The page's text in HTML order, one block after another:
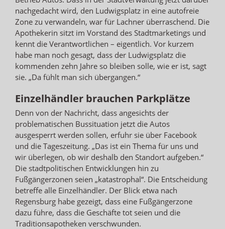
nachgedacht wird, den Ludwigsplatz in eine autofreie
Zone zu verwandeln, war für Lachner überraschend. Die
Apothekerin sitzt im Vorstand des Stadtmarketings und
kennt die Verantwortlichen – eigentlich. Vor kurzem
habe man noch gesagt, dass der Ludwigsplatz die
kommenden zehn Jahre so bleiben solle, wie er ist, sagt
sie. „Da fühlt man sich übergangen.“
Einzelhändler brauchen Parkplätze
Denn von der Nachricht, dass angesichts der
problematischen Bussituation jetzt die Autos
ausgesperrt werden sollen, erfuhr sie über Facebook
und die Tageszeitung. „Das ist ein Thema für uns und
wir überlegen, ob wir deshalb den Standort aufgeben.“
Die stadtpolitischen Entwicklungen hin zu
Fußgängerzonen seien „katastrophal“. Die Entscheidung
betreffe alle Einzelhändler. Der Blick etwa nach
Regensburg habe gezeigt, dass eine Fußgängerzone
dazu führe, dass die Geschäfte tot seien und die
Traditionsapotheken verschwunden.